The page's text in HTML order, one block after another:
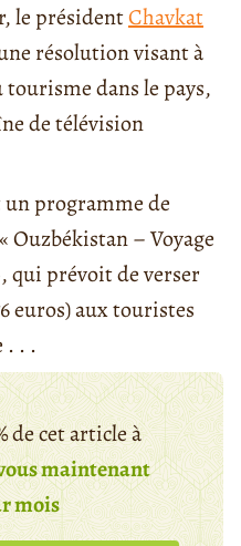
le présidentChavkat
résolution visant à
dans le pays,
de télévision
programme de
– Voyage
qui prévoit de verser
euros) aux touristes
. . .
de cet article à
maintenant
mois